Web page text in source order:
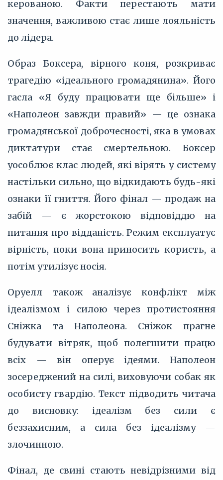
керованою. Факти перестають мати
значення, важливою стає лише лояльність
до лідера.
Образ Боксера, вірного коня, розкриває
трагедію «ідеального громадянина». Його
гасла «Я буду працювати ще більше» і
«Наполеон завжди правий» — це ознака
громадянської доброчесності, яка в умовах
диктатури стає смертельною. Боксер
уособлює клас людей, які вірять у систему
настільки сильно, що відкидають будь-які
ознаки її гниття. Його фінал — продаж на
забій — є жорстокою відповіддю на
питання про відданість. Режим експлуатує
вірність, поки вона приносить користь, а
потім утилізує носія.
Оруелл також аналізує конфлікт між
ідеалізмом і силою через протистояння
Сніжка та Наполеона. Сніжок прагне
будувати вітряк, щоб полегшити працю
всіх — він оперує ідеями. Наполеон
зосереджений на силі, виховуючи собак як
особисту гвардію. Текст підводить читача
до висновку: ідеалізм без сили є
беззахисним, а сила без ідеалізму —
злочинною.
Фінал, де свині стають невідрізними від